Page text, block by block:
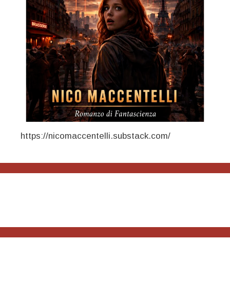
https://nicomaccentelli.substack.com/